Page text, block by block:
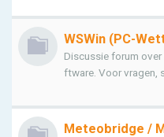
WSWin (PC-
Discussie forum
ftware. Voor vragen,
Meteobridge /